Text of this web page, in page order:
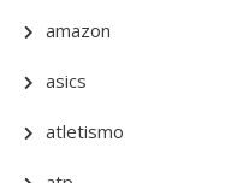
amazon
asics
atletismo